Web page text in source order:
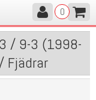
0
/ 9-3 (1998-
Fjädrar